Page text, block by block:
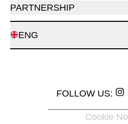
PARTNERSHIP
ENG
FOLLOW US:
Cookie